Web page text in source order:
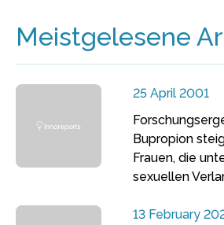
Meistgelesene
25 April 2001
Bupropion
Frauen, die
sexuellen
13 February